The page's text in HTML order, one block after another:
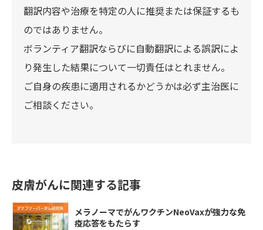
翻訳内容や治療を特定の人に推奨または保証するも
のではありません。
ボランティア翻訳ならびに自動翻訳による誤訳によ
り発生した結果について一切責任はとれません。
ご自身の疾患に適用されるかどうかは必ず主治医に
ご相談ください。
皮膚がんに関連する記事
メラノーマでがんワクチンNeoVaxが強力な免
疫応答をもたらす